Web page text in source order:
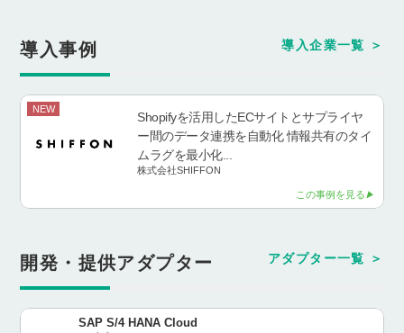
導入事例 導入企業一覧
Shopifyを活用したECサイトとサプライヤ
ー間のデータ連携を自動化 情報共有のタイ
ムラグを最小化...
株式会社SHIFFON
NEW
この事例を見る
開発・提供アダプター アダプター一覧
SAP S/4 HANA Cloud